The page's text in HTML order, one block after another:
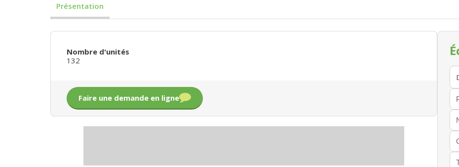
Présentation
Nombre d'unités
132
Faire une demande en ligne